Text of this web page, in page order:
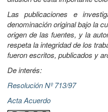
Las publicaciones e
denominación original bajo la
origen de las fuentes, y la
respeta la integridad de los
fueron escritos, publicados y
De interés:
Resolución Nº 713/97
Acta Acuerdo